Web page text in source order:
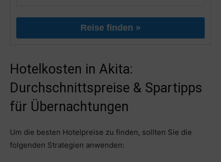
Reise finden »
Hotelkosten in Akita:
Durchschnittspreise & Spartipps
für Übernachtungen
Um die besten Hotelpreise zu finden, sollten Sie die
folgenden Strategien anwenden: